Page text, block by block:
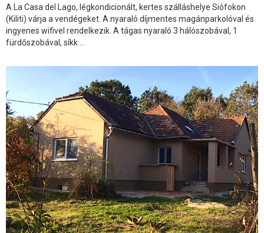
A La Casa del Lago, légkondicionált, kertes szálláshelye Siófokon
(Kiliti) várja a vendégeket. A nyaraló díjmentes magánparkolóval és
ingyenes wifivel rendelkezik. A tágas nyaraló 3 hálószobával, 1
fürdőszobával, síkk ...